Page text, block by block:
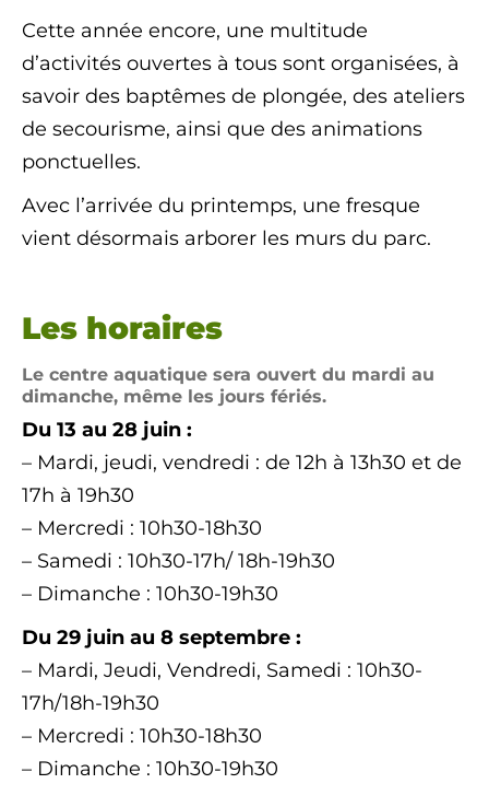
Cette année encore, une multitude
d’activités ouvertes à tous sont organisées, à
savoir des baptêmes de plongée, des ateliers
de secourisme, ainsi que des animations
ponctuelles.
Avec l’arrivée du printemps, une fresque
vient désormais arborer les murs du parc.
Les horaires
Le centre aquatique sera ouvert du mardi au
dimanche, même les jours fériés.
Du 13 au 28 juin :
– Mardi, jeudi, vendredi : de 12h à 13h30 et de
17h à 19h30
– Mercredi : 10h30-18h30
– Samedi : 10h30-17h/ 18h-19h30
– Dimanche : 10h30-19h30
Du 29 juin au 8 septembre :
– Mardi, Jeudi, Vendredi, Samedi : 10h30-
17h/18h-19h30
– Mercredi : 10h30-18h30
– Dimanche : 10h30-19h30